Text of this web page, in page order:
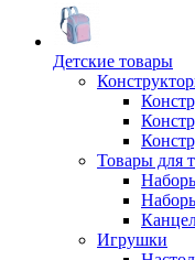
Детские товары
Товары для
Игрушки